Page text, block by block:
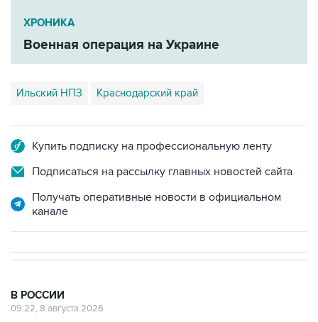
ХРОНИКА
Военная операция на Украине
Ильский НПЗ Краснодарский край
Купить подписку на профессиональную ленту
Подписаться на рассылку главных новостей сайта
Получать оперативные новости в официальном
канале
В РОССИИ
09:22, 8 августа 2026